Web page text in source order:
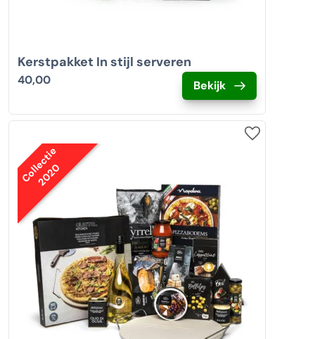
Kerstpakket In stijl serveren
40,00 Bekijk
Collectie
2020